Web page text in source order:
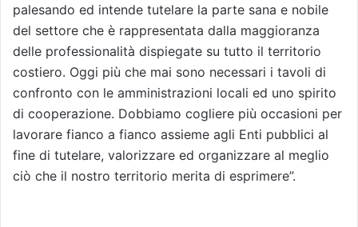
palesando ed intende tutelare la parte sana e nobile
del settore che è rappresentata dalla maggioranza
delle professionalità dispiegate su tutto il territorio
costiero. Oggi più che mai sono necessari i tavoli di
confronto con le amministrazioni locali ed uno spirito
di cooperazione. Dobbiamo cogliere più occasioni per
lavorare fianco a fianco assieme agli Enti pubblici al
fine di tutelare, valorizzare ed organizzare al meglio
ciò che il nostro territorio merita di esprimere”.